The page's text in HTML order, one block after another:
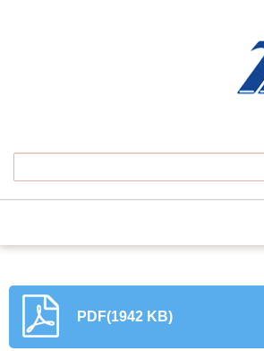
PDF(1942 KB)